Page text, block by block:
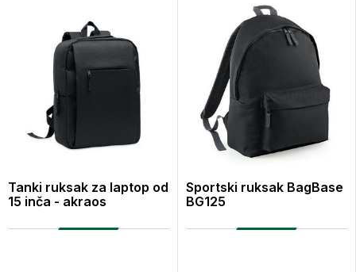
Tanki ruksak za laptop od
15 inča - akraos
Sportski ruksak BagBase
BG125